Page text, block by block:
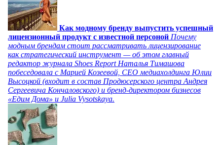
Как модному бренду выпустить успешный
лицензионный продукт с известной персоной Почему
модным брендам стоит рассматривать лицензирование
как стратегический инструмент — об этом главный
редактор журнала Shoes Report Наталья Тимашова
побеседовала с Марией Козеевой, СЕО медиахолдинга Юлии
Высоцкой (входит в состав Продюсерского центра Андрея
Сергеевича Кончаловского) и бренд-директором бизнесов
«Едим Дома» и Julia Vysotskaya.